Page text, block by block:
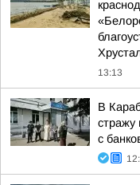
13:13
В
стражу
с